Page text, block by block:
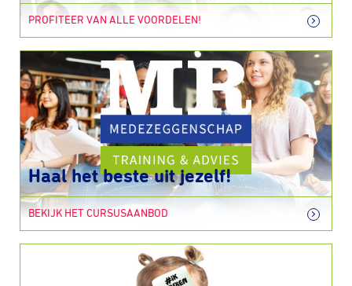
PROFITEER VAN ALLE VOORDELEN!
Haal het beste uit jezelf!
BEKIJK HET CURSUSAANBOD